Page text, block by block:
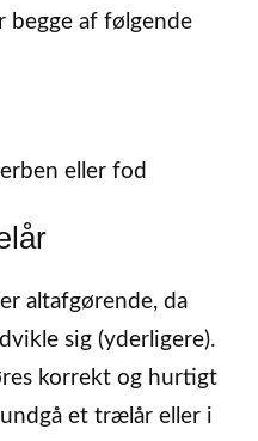
begge af følgende
eller fod
altafgørende, da
sig (yderligere).
korrekt og hurtigt
et trælår eller i